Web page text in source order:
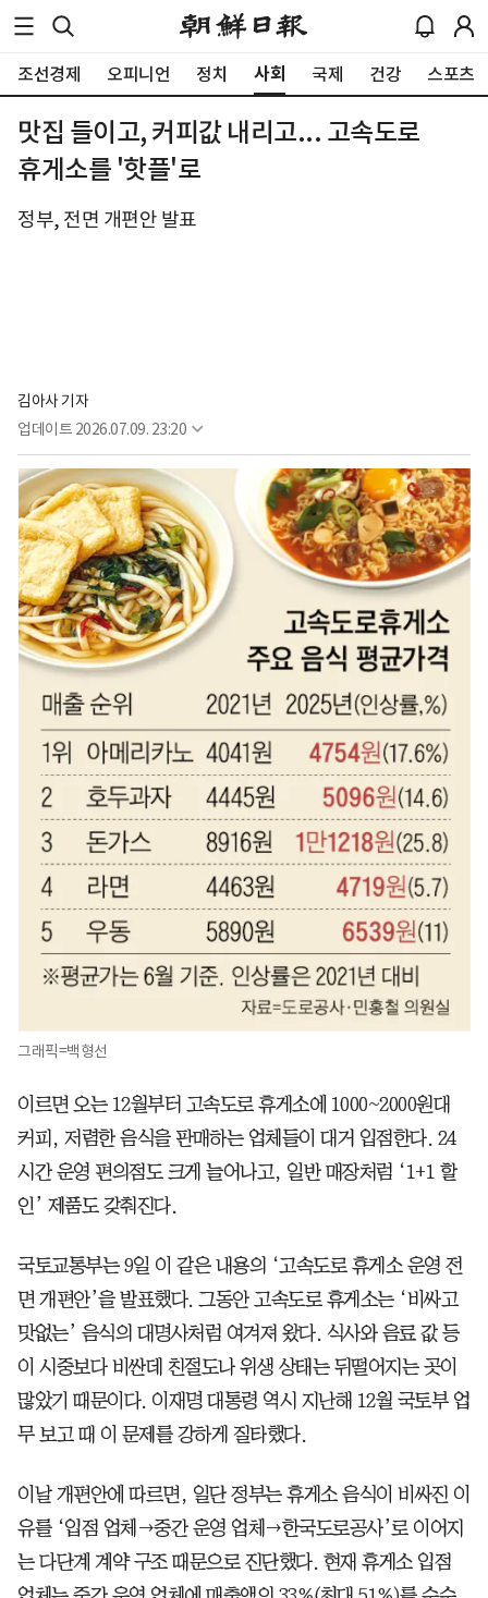
조선경제 오피니언 정치 사회 국제 건강 스포츠
맛집 들이고, 커피값 내리고... 고속도로
휴게소를 '핫플'로
정부, 전면 개편안 발표
김아사 기자
업데이트 2026.07.09. 23:20
그래픽=백형선
이르면 오는 12월부터 고속도로 휴게소에 1000~2000원대
커피, 저렴한 음식을 판매하는 업체들이 대거 입점한다. 24
시간 운영 편의점도 크게 늘어나고, 일반 매장처럼 ‘1+1 할
인’ 제품도 갖춰진다.
국토교통부는 9일 이 같은 내용의 ‘고속도로 휴게소 운영 전
면 개편안’을 발표했다. 그동안 고속도로 휴게소는 ‘비싸고
맛없는’ 음식의 대명사처럼 여겨져 왔다. 식사와 음료 값 등
이 시중보다 비싼데 친절도나 위생 상태는 뒤떨어지는 곳이
많았기 때문이다. 이재명 대통령 역시 지난해 12월 국토부 업
무 보고 때 이 문제를 강하게 질타했다.
이날 개편안에 따르면, 일단 정부는 휴게소 음식이 비싸진 이
유를 ‘입점 업체→중간 운영 업체→한국도로공사’로 이어지
는 다단계 계약 구조 때문으로 진단했다. 현재 휴게소 입점